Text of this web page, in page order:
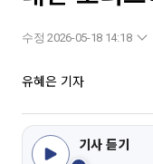
수정 2026-05-18 14:18
유혜은 기자
기사 듣기